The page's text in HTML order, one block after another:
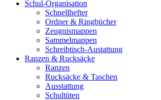
Schul-Organisation
Schnellhefter
Ordner & Ringbücher
Zeugnismappen
Sammelmappen
Schreibtisch-Austattung
Ranzen & Rucksäcke
Ranzen
Rucksäcke & Taschen
Ausstattung
Schultüten